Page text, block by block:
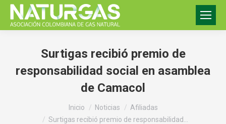
Surtigas recibió premio de
responsabilidad social en asamblea
de Camacol
Inicio Noticias
Afiliadas
Surtigas recibió premio de responsabilidad…